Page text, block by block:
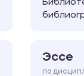
Эссе
по